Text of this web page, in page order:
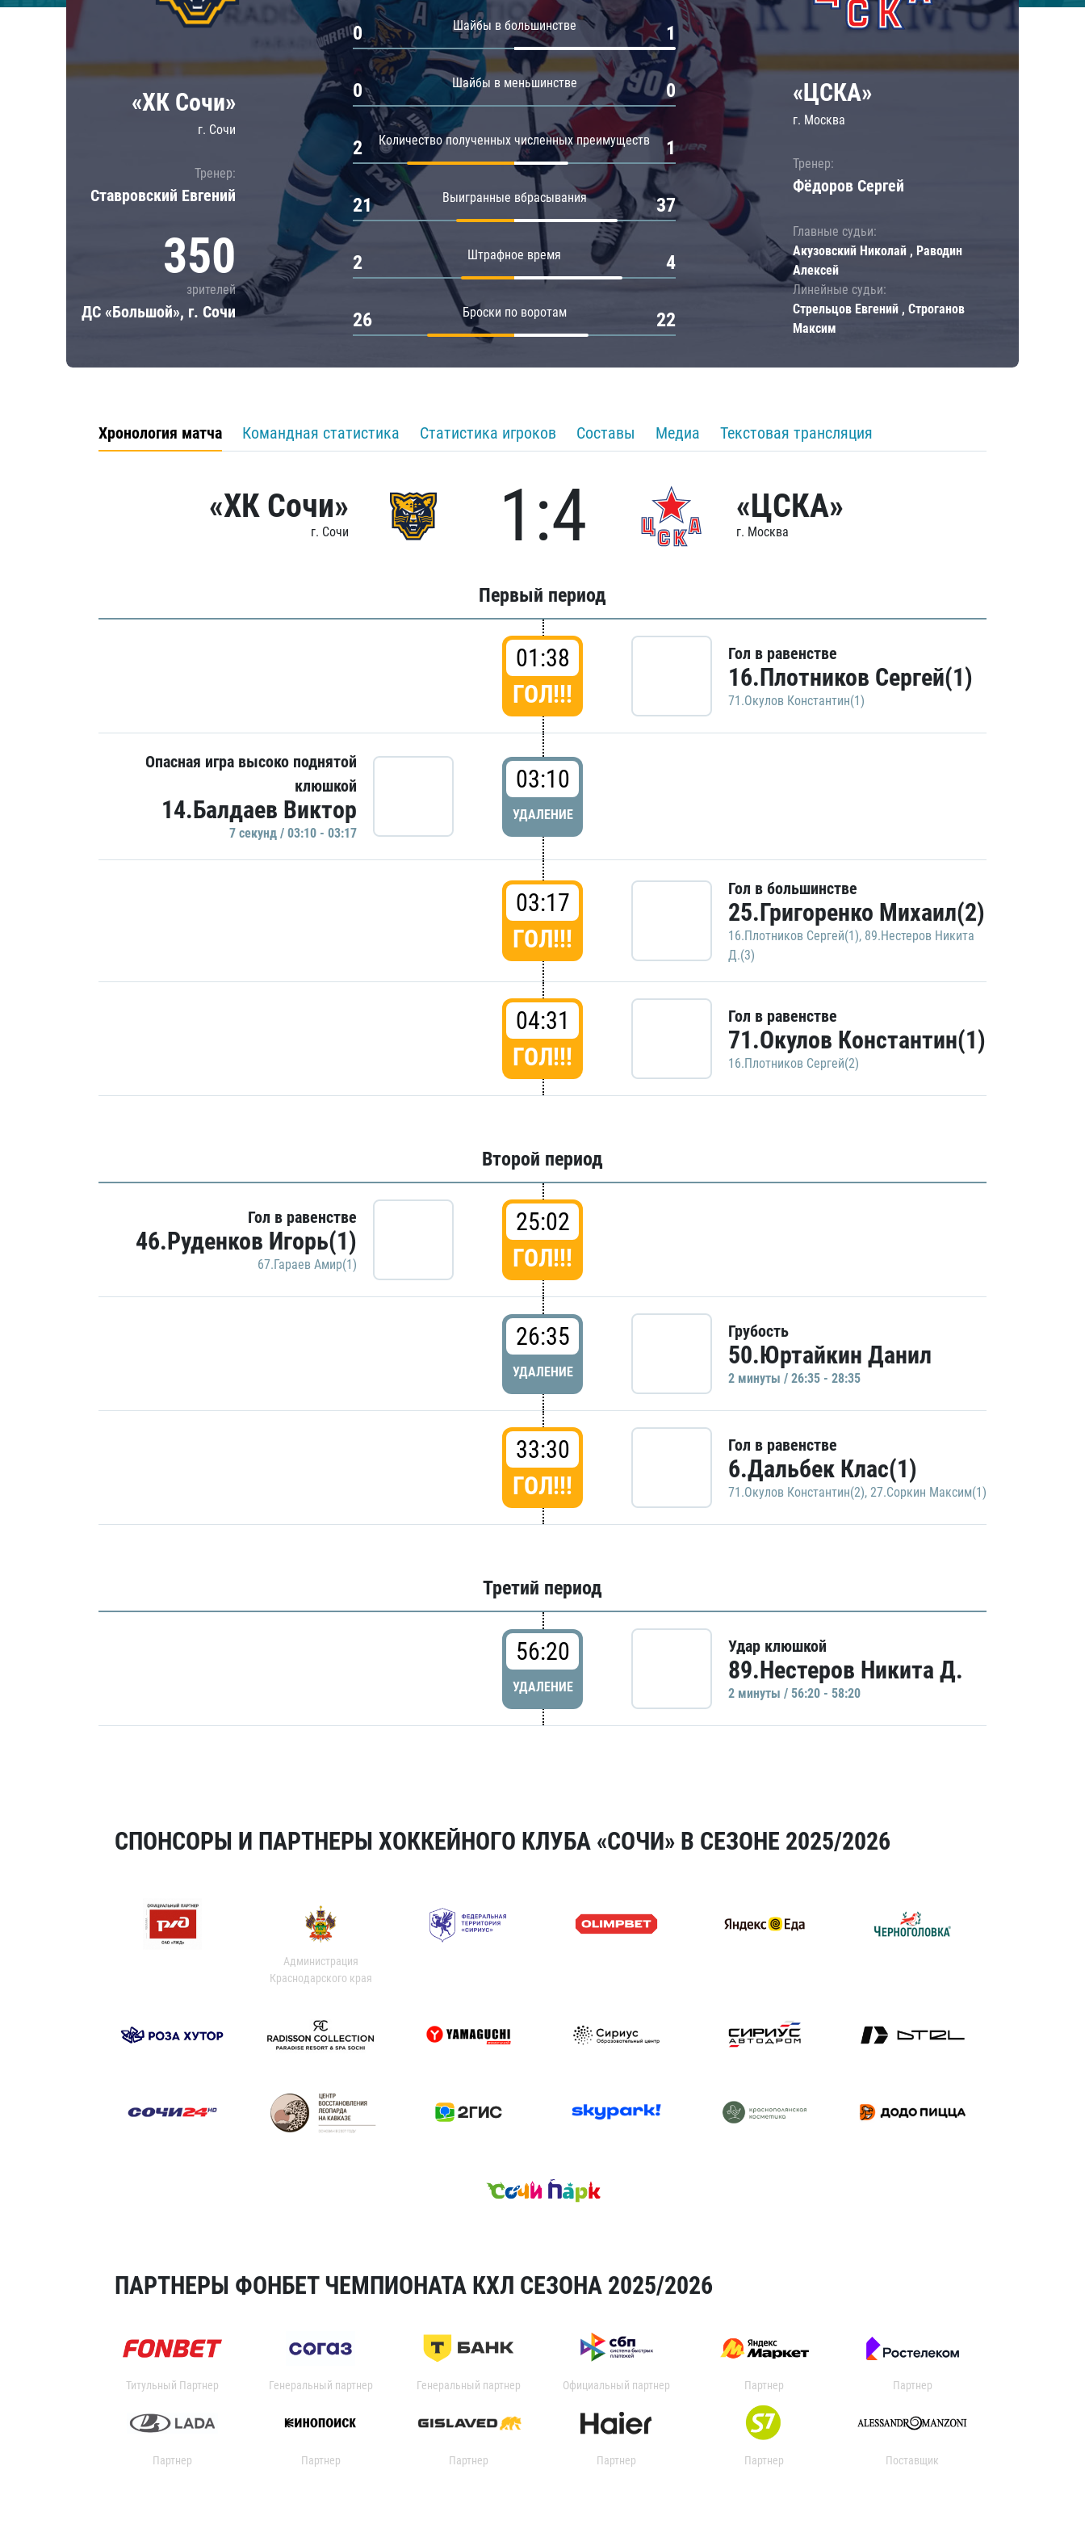
Локомотив
ЦСКА
Шанхайские Драконы
Амур
Барыс
Салават Юлаев
«ХК Сочи»
г. Сочи
Тренер:
Ставровский Евгений
350
зрителей
ДС «Большой», г. Сочи
Шайбы в большинстве
0 1
Шайбы в меньшинстве
0 0
Количество полученных численных преимуществ
2 1
Выигранные вбрасывания
21 37
Штрафное время
2 4
Броски по воротам
26 22
«ЦСКА»
г. Москва
Тренер:
Фёдоров Сергей
Главные судьи:
Акузовский Николай , Раводин
Алексей
Линейные судьи:
Стрельцов Евгений , Строганов
Максим
Хронология матча Командная статистика Статистика игроков Составы Медиа Текстовая трансляция
«ХК Сочи»
г. Сочи 1:4 «ЦСКА»
г. Москва
Первый период
01:38
ГОЛ!!!
Гол в равенстве
16.Плотников Сергей(1)
71.Окулов Константин(1)
Опасная игра высоко поднятой
клюшкой
14.Балдаев Виктор
7 секунд / 03:10 - 03:17
03:10
УДАЛЕНИЕ
03:17
ГОЛ!!!
Гол в большинстве
25.Григоренко Михаил(2)
16.Плотников Сергей(1), 89.Нестеров Никита
Д.(3)
04:31
ГОЛ!!!
Гол в равенстве
71.Окулов Константин(1)
16.Плотников Сергей(2)
Второй период
Гол в равенстве
46.Руденков Игорь(1)
67.Гараев Амир(1)
25:02
ГОЛ!!!
26:35
УДАЛЕНИЕ
Грубость
50.Юртайкин Данил
2 минуты / 26:35 - 28:35
33:30
ГОЛ!!!
Гол в равенстве
6.Дальбек Клас(1)
71.Окулов Константин(2), 27.Соркин Максим(1)
Третий период
56:20
УДАЛЕНИЕ
Удар клюшкой
89.Нестеров Никита Д.
2 минуты / 56:20 - 58:20
СПОНСОРЫ И ПАРТНЕРЫ ХОККЕЙНОГО КЛУБА «СОЧИ» В СЕЗОНЕ 2025/2026
Администрация
Краснодарского края
ПАРТНЕРЫ ФОНБЕТ ЧЕМПИОНАТА КХЛ СЕЗОНА 2025/2026
Титульный Партнер Генеральный партнер Генеральный партнер Официальный партнер Партнер Партнер
Партнер Партнер Партнер Партнер Партнер Поставщик